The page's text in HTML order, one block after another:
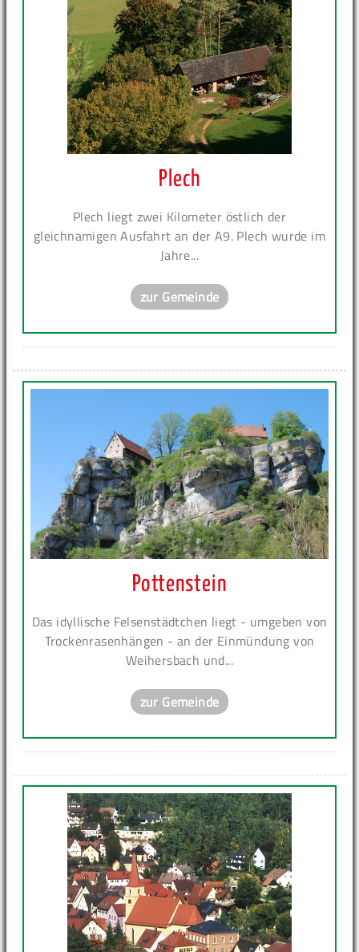
Plech
Plech liegt zwei Kilometer östlich der
gleichnamigen Ausfahrt an der A9. Plech wurde im
Jahre...
zur Gemeinde
Pottenstein
Das idyllische Felsenstädtchen liegt - umgeben von
Trockenrasenhängen - an der Einmündung von
Weihersbach und...
zur Gemeinde